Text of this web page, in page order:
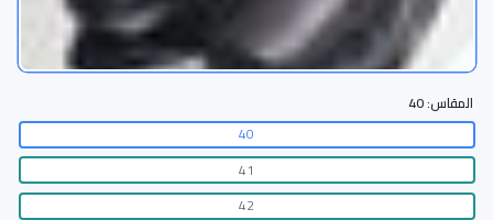
المقاس:40
40
41
42